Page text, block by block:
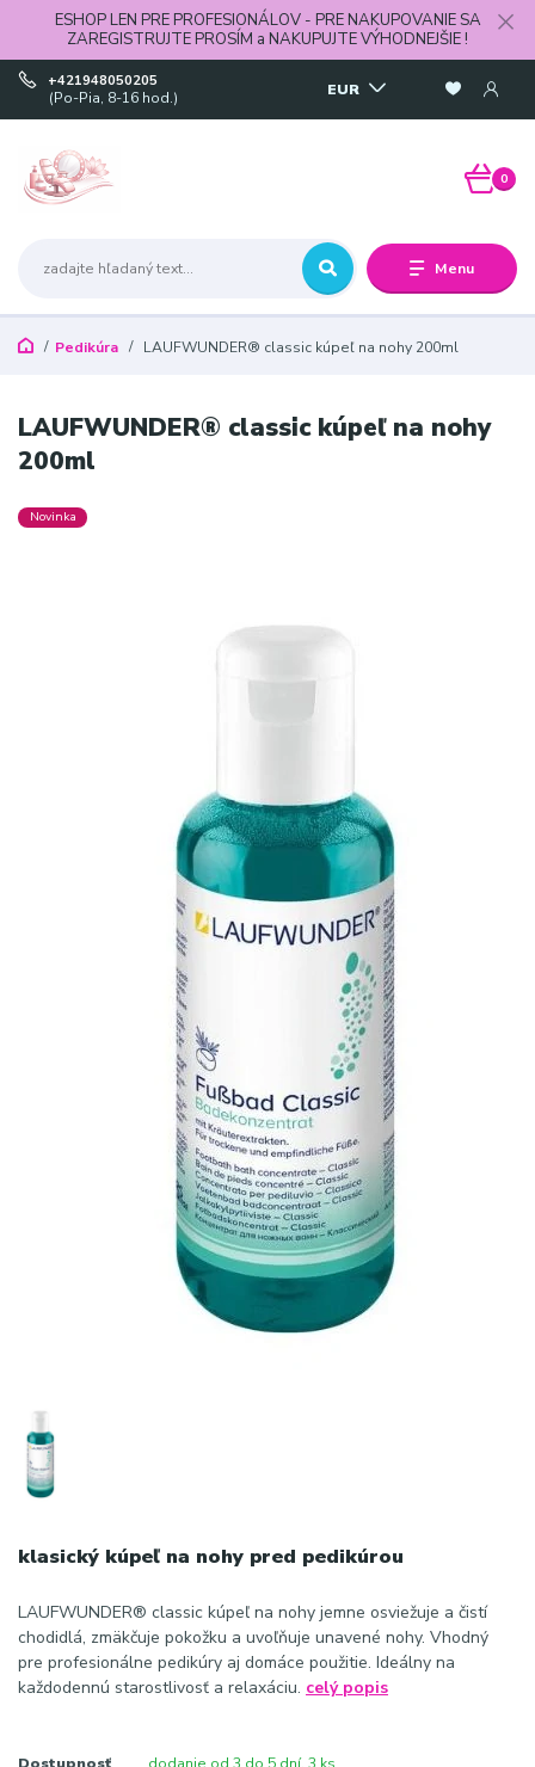
ESHOP LEN PRE PROFESIONÁLOV - PRE NAKUPOVANIE SA
ZAREGISTRUJTE PROSÍM a NAKUPUJTE VÝHODNEJŠIE !
Menu
EUR
+421948050205
(Po-Pia, 8-16 hod.)
0
Pedikúra LAUFWUNDER® classic kúpeľ na nohy 200ml
LAUFWUNDER® classic kúpeľ na nohy
200ml
Novinka
klasický kúpeľ na nohy pred pedikúrou
LAUFWUNDER® classic kúpeľ na nohy jemne osviežuje a čistí
chodidlá, zmäkčuje pokožku a uvoľňuje unavené nohy. Vhodný
pre profesionálne pedikúry aj domáce použitie. Ideálny na
každodennú starostlivosť a relaxáciu. celý popis